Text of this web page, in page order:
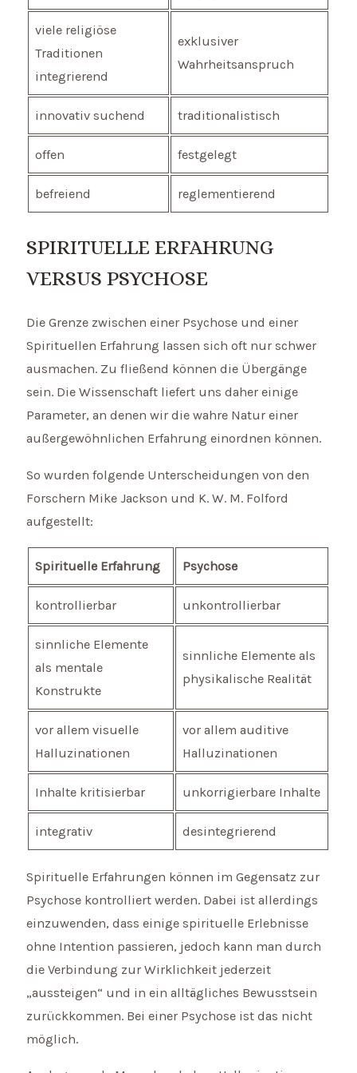
viele religiöse
Traditionen
integrierend
exklusiver
Wahrheitsanspruch
innovativ suchend traditionalistisch
offen festgelegt
befreiend reglementierend
SPIRITUELLE ERFAHRUNG
VERSUS PSYCHOSE
Die Grenze zwischen einer Psychose und einer
Spirituellen Erfahrung lassen sich oft nur schwer
ausmachen. Zu fließend können die Übergänge
sein. Die Wissenschaft liefert uns daher einige
Parameter, an denen wir die wahre Natur einer
außergewöhnlichen Erfahrung einordnen können.
So wurden folgende Unterscheidungen von den
Forschern Mike Jackson und K. W. M. Folford
aufgestellt:
Spirituelle Erfahrung Psychose
kontrollierbar unkontrollierbar
sinnliche Elemente
als mentale
Konstrukte
sinnliche Elemente als
physikalische Realität
vor allem visuelle
Halluzinationen
vor allem auditive
Halluzinationen
Inhalte kritisierbar unkorrigierbare Inhalte
integrativ desintegrierend
Spirituelle Erfahrungen können im Gegensatz zur
Psychose kontrolliert werden. Dabei ist allerdings
einzuwenden, dass einige spirituelle Erlebnisse
ohne Intention passieren, jedoch kann man durch
die Verbindung zur Wirklichkeit jederzeit
„aussteigen“ und in ein alltägliches Bewusstsein
zurückkommen. Bei einer Psychose ist das nicht
möglich.